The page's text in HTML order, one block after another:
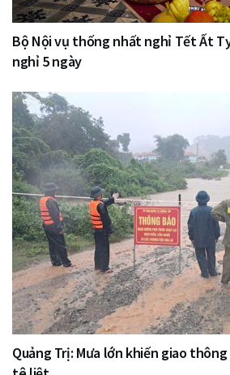
Bộ Nội vụ thống nhất nghỉ Tết Ất
nghỉ 5 ngày
Quảng Trị: Mưa lớn khiến giao